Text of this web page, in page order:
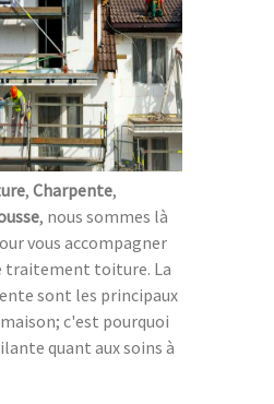
, Charpente,
, nous sommes là
vous accompagner
traitement toiture. La
sont les principaux
c'est pourquoi
quant aux soins à